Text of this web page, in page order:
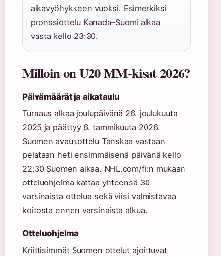
aikavyöhykkeen vuoksi. Esimerkiksi
pronssiottelu Kanada–Suomi alkaa
vasta kello 23:30.
Milloin on U20 MM-kisat 2026?
Päivämäärät ja aikataulu
Turnaus alkaa joulupäivänä 26. joulukuuta
2025 ja päättyy 6. tammikuuta 2026.
Suomen avausottelu Tanskaa vastaan
pelataan heti ensimmäisenä päivänä kello
22:30 Suomen aikaa. NHL.com/fi:n mukaan
otteluohjelma kattaa yhteensä 30
varsinaista ottelua sekä viisi valmistavaa
koitosta ennen varsinaista alkua.
Otteluohjelma
Kriittisimmät Suomen ottelut ajoittuvat